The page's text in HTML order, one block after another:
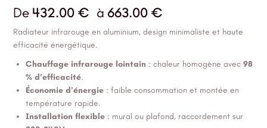
De 432.00 € à 663.00 €
Radiateur infrarouge en aluminium, design minimaliste et haute
efficacité énergétique.
Chauffage infrarouge lointain : chaleur homogène avec98
% d’efficacité.
Économie d’énergie : faible consommation et montée en
température rapide.
Installation flexible : mural ou plafond, raccordement sur